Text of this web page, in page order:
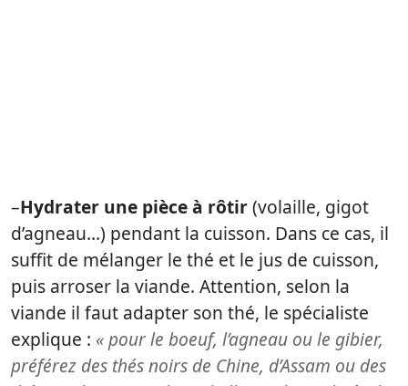
–Hydrater une pièce à rôtir(volaille, gigot
d’agneau…) pendant la cuisson. Dans ce cas, il
suffit de mélanger le thé et le jus de cuisson,
puis arroser la viande. Attention, selon la
viande il faut adapter son thé, le spécialiste
explique : « pour le boeuf, l’agneau ou le gibier,
préférez des thés noirs de Chine, d’Assam ou des